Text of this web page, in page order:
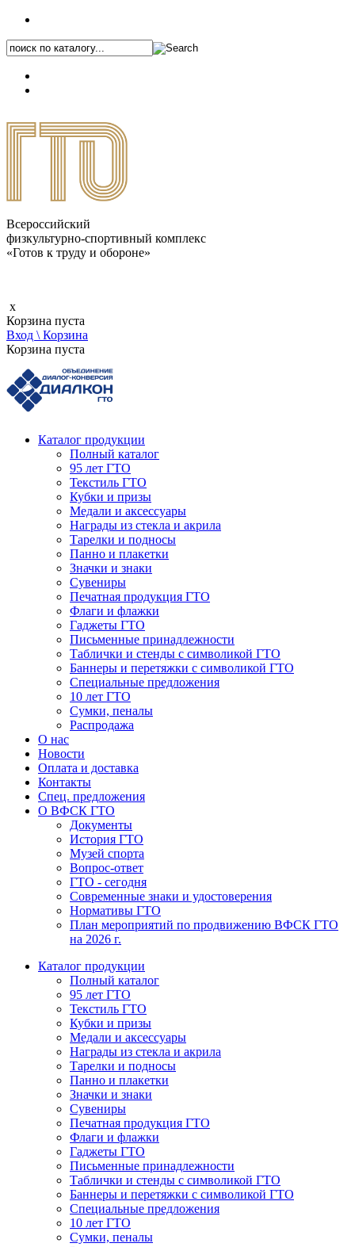
Всероссийский
физкультурно-спортивный комплекс
«Готов к труду и обороне»
x
Корзина пуста
Вход \ Корзина
Корзина пуста
Каталог продукции
Полный каталог
95 лет ГТО
Текстиль ГТО
Кубки и призы
Медали и аксессуары
Награды из стекла и акрила
Тарелки и подносы
Панно и плакетки
Значки и знаки
Сувениры
Печатная продукция ГТО
Флаги и флажки
Гаджеты ГТО
Письменные принадлежности
Таблички и стенды с символикой ГТО
Баннеры и перетяжки с символикой ГТО
Специальные предложения
10 лет ГТО
Сумки, пеналы
Распродажа
О нас
Новости
Оплата и доставка
Контакты
Спец. предложения
О ВФСК ГТО
Документы
История ГТО
Музей спорта
Вопрос-ответ
ГТО - сегодня
Современные знаки и удостоверения
Нормативы ГТО
План мероприятий по продвижению ВФСК ГТО
на 2026 г.
Каталог продукции
Полный каталог
95 лет ГТО
Текстиль ГТО
Кубки и призы
Медали и аксессуары
Награды из стекла и акрила
Тарелки и подносы
Панно и плакетки
Значки и знаки
Сувениры
Печатная продукция ГТО
Флаги и флажки
Гаджеты ГТО
Письменные принадлежности
Таблички и стенды с символикой ГТО
Баннеры и перетяжки с символикой ГТО
Специальные предложения
10 лет ГТО
Сумки, пеналы